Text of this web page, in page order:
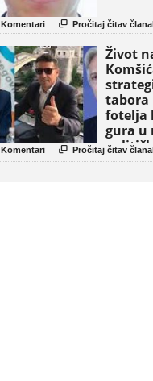
Komentari  Pročitaj čitav
Život
tabora
fotelja
gura u
Komentari  Pročitaj čitav